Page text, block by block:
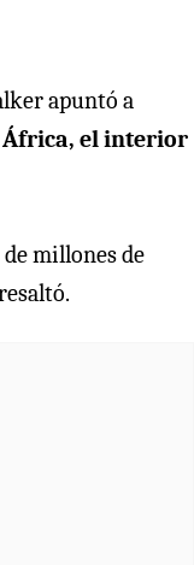
apuntó a
África, el interior
millones de